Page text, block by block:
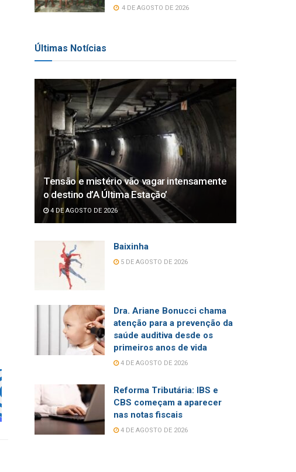
4 DE AGOSTO DE 2026
Últimas Notícias
Tensão e mistério vão vagar intensamente
o destino d’A Última Estação’
4 DE AGOSTO DE 2026
Baixinha
5 DE AGOSTO DE 2026
Dra. Ariane Bonucci chama
atenção para a prevenção da
saúde auditiva desde os
primeiros anos de vida
4 DE AGOSTO DE 2026
Reforma Tributária: IBS e
CBS começam a aparecer
nas notas fiscais
4 DE AGOSTO DE 2026